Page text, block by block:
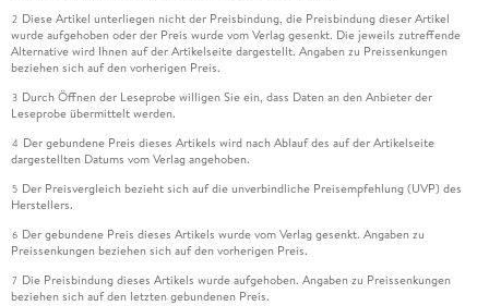
2 Diese Artikel unterliegen nicht der Preisbindung, die Preisbindung dieser Artikel
wurde aufgehoben oder der Preis wurde vom Verlag gesenkt. Die jeweils zutreffende
Alternative wird Ihnen auf der Artikelseite dargestellt. Angaben zu Preissenkungen
beziehen sich auf den vorherigen Preis.
3 Durch Öffnen der Leseprobe willigen Sie ein, dass Daten an den Anbieter der
Leseprobe übermittelt werden.
4 Der gebundene Preis dieses Artikels wird nach Ablauf des auf der Artikelseite
dargestellten Datums vom Verlag angehoben.
5 Der Preisvergleich bezieht sich auf die unverbindliche Preisempfehlung (UVP) des
Herstellers.
6 Der gebundene Preis dieses Artikels wurde vom Verlag gesenkt. Angaben zu
Preissenkungen beziehen sich auf den vorherigen Preis.
7 Die Preisbindung dieses Artikels wurde aufgehoben. Angaben zu Preissenkungen
beziehen sich auf den letzten gebundenen Preis.